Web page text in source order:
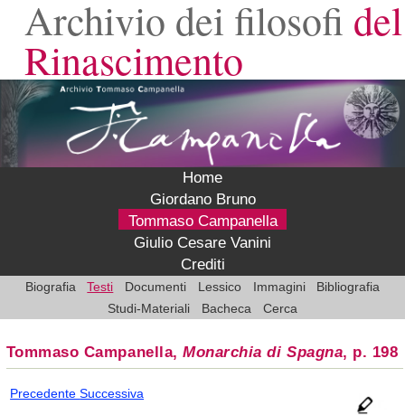
Archivio dei filosofi del
Rinascimento
Home
Giordano Bruno
Tommaso Campanella
Giulio Cesare Vanini
Crediti
Biografia Testi Documenti Lessico Immagini
Bibliografia
Studi-Materiali
Bacheca Cerca
Tommaso Campanella,Monarchia di Spagna, p. 198
PrecedenteSuccessiva